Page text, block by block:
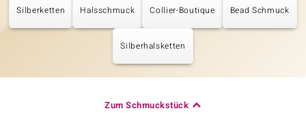
Silberketten Halsschmuck Collier-Boutique Bead Schmuck
Silberhalsketten
Zum Schmuckstück